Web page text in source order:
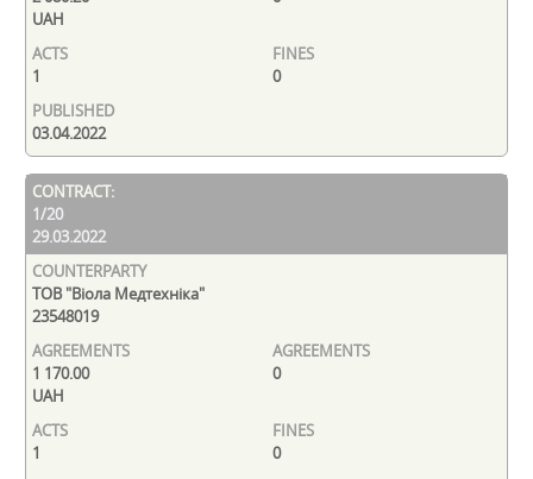
UAH
1 0
03.04.2022
1/20
29.03.2022
ТОВ "Віола Медтехніка"
23548019
1 170.00
UAH
0
1 0